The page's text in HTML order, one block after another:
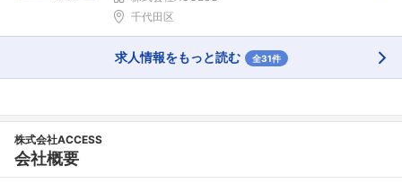
千代田区
求人情報をもっと読む 全31件
株式会社ACCESS
会社概要